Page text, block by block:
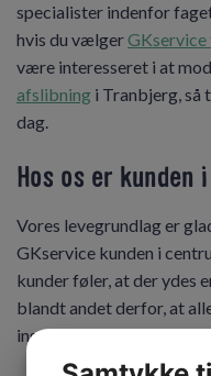
specialister indenfor
hvis du vælger
være interesseret i at
afslibning i Tranbjerg, så
dag.
Hos os er kunden
Vores levegrundlag er
GKservice kunden i
kunder føler, at der ydes
blandt andet derfor, at
instrueret i at rådgive og